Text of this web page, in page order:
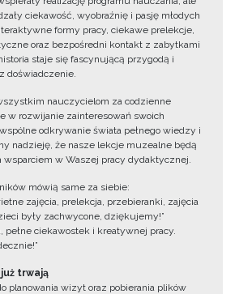
ciekawość, wyobraźnię i pasję młodych
formy pracy, ciekawe prelekcje,
oraz bezpośredni kontakt z zabytkami
staje się fascynującą przygodą i
doświadczenie.
nauczycielom za codzienne
w rozwijanie zainteresowań swoich
odkrywanie świata pełnego wiedzy i
nadzieję, że nasze lekcje muzealne będą
wsparciem w Waszej pracy dydaktycznej.
mówią same za siebie:
zajęcia, prelekcja, przebieranki, zajęcia
były zachwycone, dziękujemy!”
pełne ciekawostek i kreatywnej pracy.
trwają
planowania wizyt oraz pobierania plików